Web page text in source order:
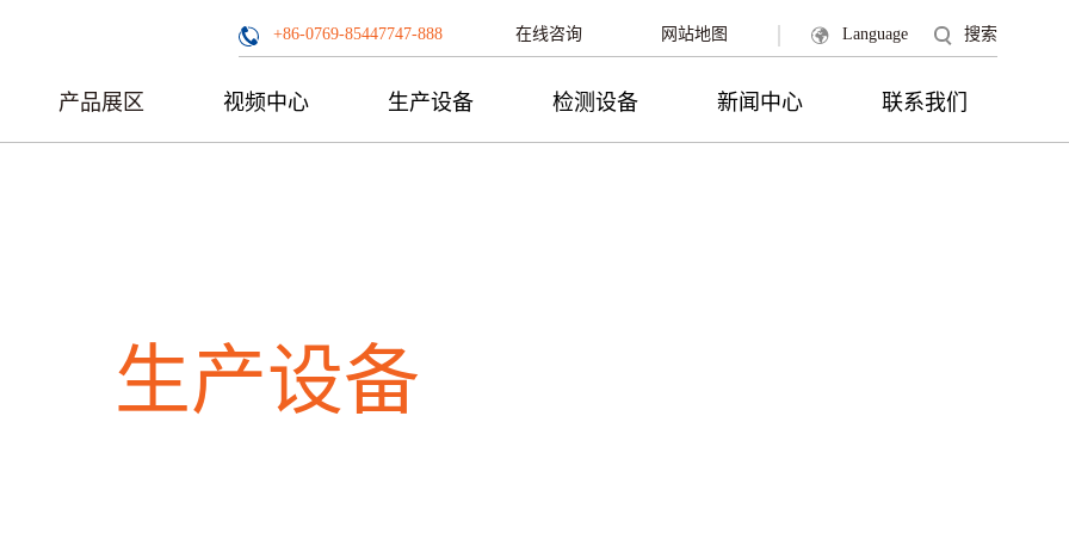
+86-0769-85447747-888 在线咨询 网站地图 | Language 搜索
产品展区 视频中心 生产设备 检测设备 新闻中心 联系我们
生产设备